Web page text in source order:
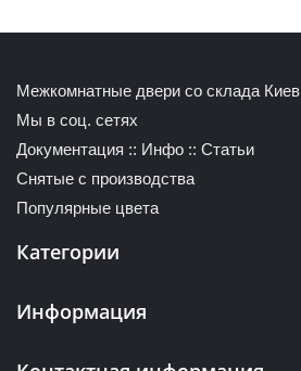
Межкомнатные двери со склада Киев
Мы в соц. сетях
Документация :: Инфо :: Статьи
Снятые с производства
Популярные цвета
Категории
Информация